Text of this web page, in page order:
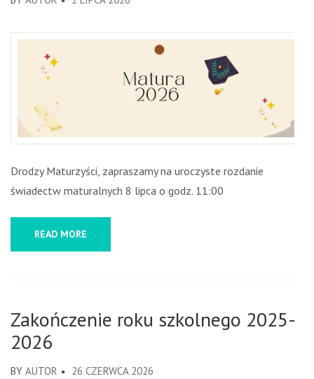
Drodzy Maturzyści, zapraszamy na uroczyste rozdanie
świadectw maturalnych 8 lipca o godz. 11:00
READ MORE
Zakończenie roku szkolnego 2025-
2026
BY AUTOR 26 CZERWCA 2026